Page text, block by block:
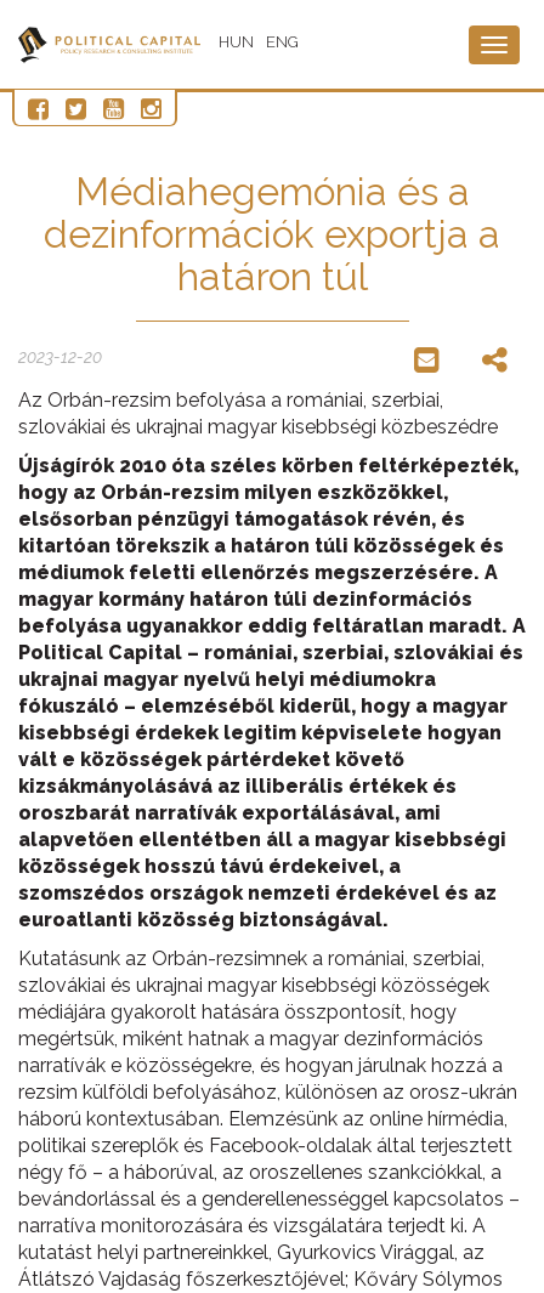
HUN ENG
Médiahegemónia és a
dezinformációk exportja a
határon túl
2023-12-20
Az Orbán-rezsim befolyása a romániai, szerbiai,
szlovákiai és ukrajnai magyar kisebbségi közbeszédre
Újságírók 2010 óta széles körben feltérképezték,
hogy az Orbán-rezsim milyen eszközökkel,
elsősorban pénzügyi támogatások révén, és
kitartóan törekszik a határon túli közösségek és
médiumok feletti ellenőrzés megszerzésére. A
magyar kormány határon túli dezinformációs
befolyása ugyanakkor eddig feltáratlan maradt. A
Political Capital – romániai, szerbiai, szlovákiai és
ukrajnai magyar nyelvű helyi médiumokra
fókuszáló – elemzéséből kiderül, hogy a magyar
kisebbségi érdekek legitim képviselete hogyan
vált e közösségek pártérdeket követő
kizsákmányolásává az illiberális értékek és
oroszbarát narratívák exportálásával, ami
alapvetően ellentétben áll a magyar kisebbségi
közösségek hosszú távú érdekeivel, a
szomszédos országok nemzeti érdekével és az
euroatlanti közösség biztonságával.
Kutatásunk az Orbán-rezsimnek a romániai, szerbiai,
szlovákiai és ukrajnai magyar kisebbségi közösségek
médiájára gyakorolt hatására összpontosít, hogy
megértsük, miként hatnak a magyar dezinformációs
narratívák e közösségekre, és hogyan járulnak hozzá a
rezsim külföldi befolyásához, különösen az orosz-ukrán
háború kontextusában. Elemzésünk az online hírmédia,
politikai szereplők és Facebook-oldalak által terjesztett
négy fő – a háborúval, az oroszellenes szankciókkal, a
bevándorlással és a genderellenességgel kapcsolatos –
narratíva monitorozására és vizsgálatára terjedt ki. A
kutatást helyi partnereinkkel, Gyurkovics Virággal, az
Átlátszó Vajdaság főszerkesztőjével; Kőváry Sólymos